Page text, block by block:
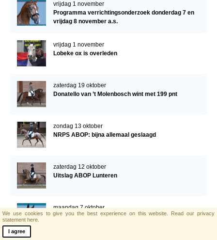
vrijdag 1 november
Programma verrichtingsonderzoek donderdag 7 en
vrijdag 8 november a.s.
vrijdag 1 november
Lobeke ox is overleden
zaterdag 19 oktober
Donatello van ’t Molenbosch wint met 199 pnt
zondag 13 oktober
NRPS ABOP: bijna allemaal geslaagd
zaterdag 12 oktober
Uitslag ABOP Lunteren
maandag 7 oktober
Programma ABOP
We use cookies to give you the best experience on this website. Read our privacy
statement here.
I agree